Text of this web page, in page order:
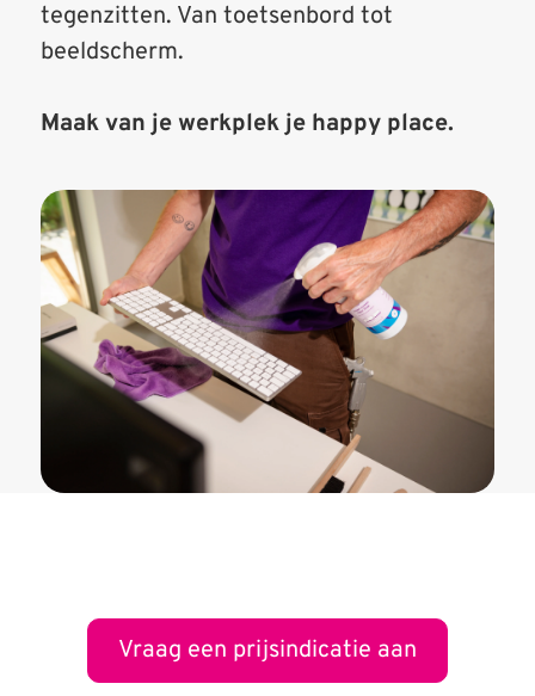
tegenzitten. Van toetsenbord tot
beeldscherm.
Maak van je werkplek je happy place.
Vraag een prijsindicatie aan